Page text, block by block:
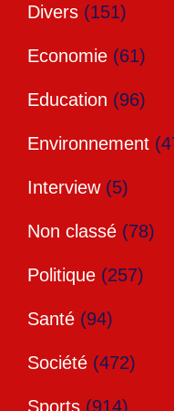
Divers (151)
Economie (61)
Education (96)
Environnement
Interview(5)
Non classé (78)
Politique (257)
Santé (94)
Société (472)
Sports (914)